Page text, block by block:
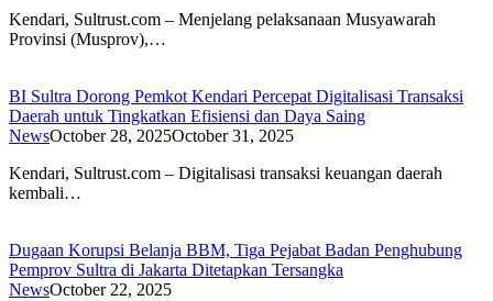
Kendari, Sultrust.com – Menjelang pelaksanaan Musyawarah
Provinsi (Musprov),…
BI Sultra Dorong Pemkot Kendari Percepat Digitalisasi Transaksi
Daerah untuk Tingkatkan Efisiensi dan Daya Saing
NewsOctober 28, 2025October 31, 2025
Kendari, Sultrust.com – Digitalisasi transaksi keuangan daerah
kembali…
Dugaan Korupsi Belanja BBM, Tiga Pejabat Badan Penghubung
Pemprov Sultra di Jakarta Ditetapkan Tersangka
NewsOctober 22, 2025